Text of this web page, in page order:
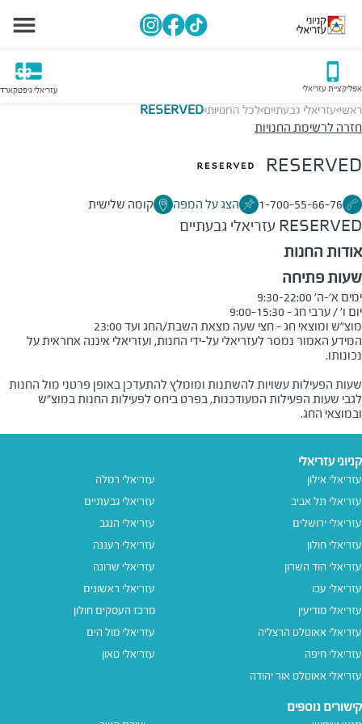
אפליקציית עזריאלי עזריאלי גיפטקארד
ראשי>עזריאלי גבעתיים>לכל החנויות>
RESERVED
חזרה לרשימת החנויות
RESERVED
1-700-55-66-76 הצג על המפה קומה שלישית
RESERVED עזריאלי גבעתיים
אודות החנות
שעות פתיחה
מוצ"ש ומוצאי חג - חצי שעה מצאת השבת/החג ועד 23:00
המידע האמור נמסר לעזריאלי על-ידי החנות, ועזריאלי איננה אחראית על
שעות הפעילות עשויות להשתנות ומומלץ להתעדכן באופן פרטני מול החנות
לגבי שעות הפעילות המעודכנות, בפרט ביחס לפעילות החנות במוצ"ש
ובמוצאי החג.
קניוני עזריאלי
עזריאלי אילון
עזריאלי תל אביב
עזריאלי ירושלים
עזריאלי חולון
עזריאלי הוד השרון
עזריאלי עכו
עזריאלי מודיעין
עזריאלי אאוטלט הרצליה
עזריאלי חיפה
עזריאלי אאוטלט אור יהודה
עזריאלי רמלה
עזריאלי גבעתיים
עזריאלי הנגב
עזריאלי רעננה
עזריאלי שרונה
עזריאלי ראשונים
מרכז העסקים חולון
עזריאלי מול הים
עזריאלי טאון
קישורים נוספים